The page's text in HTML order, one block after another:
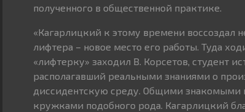
полученного в общественной практике.
«Кагарлицкий к этому времени
лифтера – новое место его работы. Туда
«лифтерку» заходил В. Корсетов, студент
располагавший реальными знаниями о
диссидентскую среду. Общими знакомыми
кружками подобного рода. Кагарлицкий